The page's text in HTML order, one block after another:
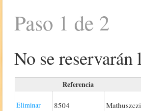
Paso 1 de 2
No se
Referencia
Eliminar 8504